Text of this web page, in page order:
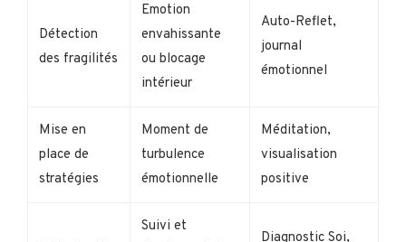
Détection
des fragilités
Emotion
envahissante
ou blocage
intérieur
Auto-Reflet,
journal
émotionnel
Mise en
place de
stratégies
Moment de
turbulence
émotionnelle
Méditation,
visualisation
positive
Suivi et
Diagnostic Soi,